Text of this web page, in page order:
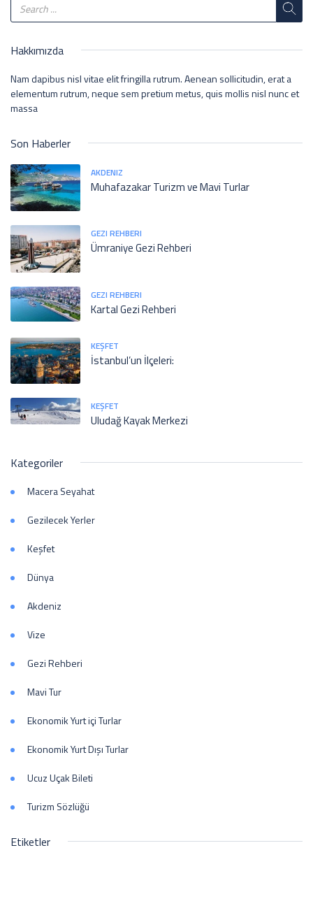
Hakkımızda
Nam dapibus nisl vitae elit fringilla rutrum. Aenean sollicitudin, erat a
elementum rutrum, neque sem pretium metus, quis mollis nisl nunc et
massa
Son Haberler
AKDENIZ
Muhafazakar Turizm ve Mavi Turlar
GEZI REHBERI
Ümraniye Gezi Rehberi
GEZI REHBERI
Kartal Gezi Rehberi
KEŞFET
İstanbul’un İlçeleri:
KEŞFET
Uludağ Kayak Merkezi
Kategoriler
Macera Seyahat
Gezilecek Yerler
Keşfet
Dünya
Akdeniz
Vize
Gezi Rehberi
Mavi Tur
Ekonomik Yurt içi Turlar
Ekonomik Yurt Dışı Turlar
Ucuz Uçak Bileti
Turizm Sözlüğü
Etiketler